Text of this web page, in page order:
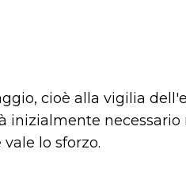
cioè alla vigilia
inizialmente
lo sforzo.